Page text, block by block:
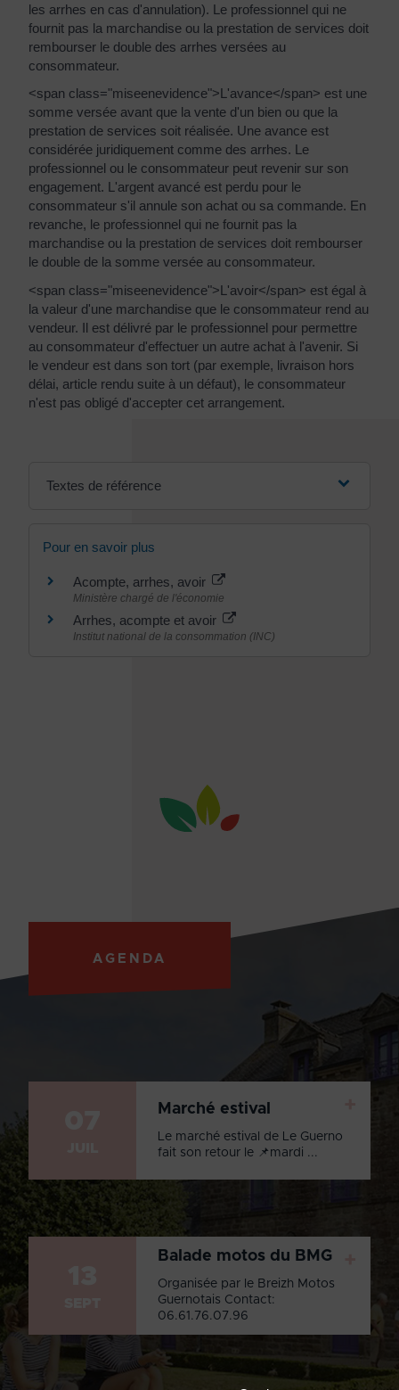
les arrhes en cas d'annulation). Le professionnel qui ne
fournit pas la marchandise ou la prestation de services doit
rembourser le double des arrhes versées au
consommateur.
<span class="miseenevidence">L'avance</span> est une
somme versée avant que la vente d'un bien ou que la
prestation de services soit réalisée. Une avance est
considérée juridiquement comme des arrhes. Le
professionnel ou le consommateur peut revenir sur son
engagement. L'argent avancé est perdu pour le
consommateur s'il annule son achat ou sa commande. En
revanche, le professionnel qui ne fournit pas la
marchandise ou la prestation de services doit rembourser
le double de la somme versée au consommateur.
<span class="miseenevidence">L'avoir</span> est égal à
la valeur d'une marchandise que le consommateur rend au
vendeur. Il est délivré par le professionnel pour permettre
au consommateur d'effectuer un autre achat à l'avenir. Si
le vendeur est dans son tort (par exemple, livraison hors
délai, article rendu suite à un défaut), le consommateur
n'est pas obligé d'accepter cet arrangement.
Textes de référence
Pour en savoir plus
Acompte, arrhes, avoir
Ministère chargé de l'économie
Arrhes, acompte et avoir
Institut national de la consommation (INC)
AGENDA
Marché estival
Le marché estival de Le Guerno
fait son retour le 📌mardi ...
Balade motos du BMG
Organisée par le Breizh Motos
Guernotais Contact:
06.61.76.07.96